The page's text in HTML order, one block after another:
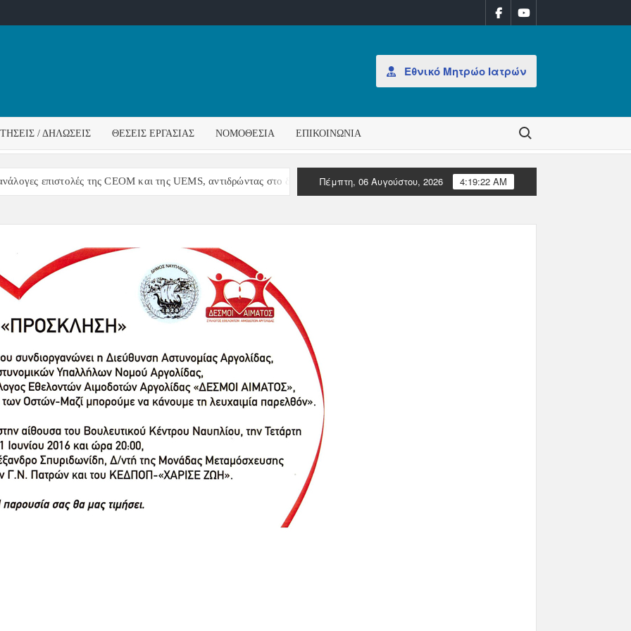
Εθνικό Μητρώο Ιατρών
/ ΔΗΛΏΣΕΙΣ ΘΈΣΕΙΣ ΕΡΓΑΣΊΑΣ ΝΟΜΟΘΕΣΊΑ ΕΠΙΚΟΙΝΩΝΊΑ Search for:
επιστολές της CEOM και της UEMS, αντιδρώντας στο διορισμό Διοίκησης στον ΠΙΣ Επιστολές Ευρωπαϊκών Ιατρικών
Πέμπτη, 06 Αυγούστου, 2026 4:19:23 AM